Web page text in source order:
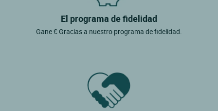
El programa de fidelidad
Gane € Gracias a nuestro programa de fidelidad.